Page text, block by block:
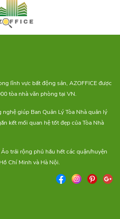
lĩnh vực bất động sản, AZOFFICE được
tòa nhà văn phòng tại VN.
giúp Ban Quản Lý Tòa Nhà quản lý
kết mối quan hệ tốt đẹp của Tòa Nhà
trải rộng phủ hầu hết các quận/huyện
Chí Minh và Hà Nội.